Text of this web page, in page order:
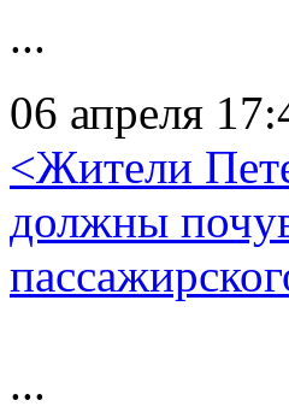
...
06 апреля
<Жители
должны
...